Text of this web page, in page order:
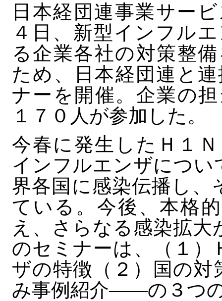
日本経団連事業サー
４日、新型インフル
る企業各社の対策整
ため、日本経団連と
ナーを開催。企業の
１７０人が参加した。
今春に発生したＨ１
インフルエンザにつ
界各国に感染伝播し、
ている。今後、本格
え、さらなる感染拡
のセミナーは、（１）
ザの特徴（２）国の対
み事例紹介――の３つ